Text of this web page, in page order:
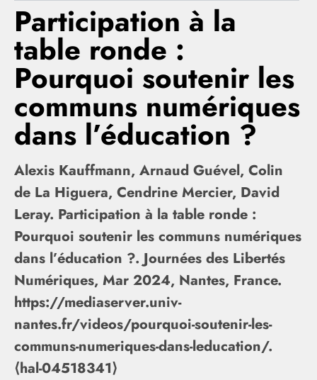
Participation à la
table ronde :
Pourquoi soutenir les
communs numériques
dans l’éducation ?
Alexis Kauffmann, Arnaud Guével, Colin
de La Higuera, Cendrine Mercier, David
Leray. Participation à la table ronde :
Pourquoi soutenir les communs numériques
dans l’éducation ?. Journées des Libertés
Numériques, Mar 2024, Nantes, France.
https://mediaserver.univ-
nantes.fr/videos/pourquoi-soutenir-les-
communs-numeriques-dans-leducation/.
⟨hal-04518341⟩